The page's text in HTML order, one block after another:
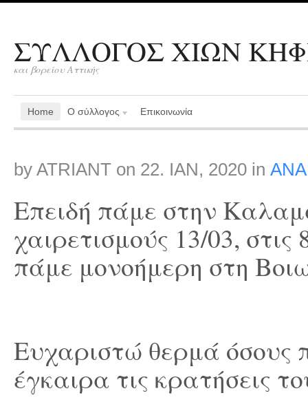
ΣΥΛΛΟΓΟΣ ΧΙΩΝ
και βορείου Αττικής
Home Ο σύλλογος Επικοινωνία
by ATRIANT on 22. ΙΑΝ, 2020 in
Επειδή πάμε στην
χαιρετισμούς 13/03,
πάμε μονοήμερη στη
Ευχαριστώ θερμά όσους
έγκαιρα τις κρατήσεις